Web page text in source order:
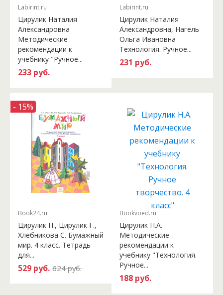
Labirint.ru
Цирулик Наталия
Александровна
Методические
рекомендации к
учебнику "Ручное...
233 руб.
Labirint.ru
Цирулик Наталия
Александровна, Нагель
Ольга Ивановна
Технология. Ручное...
231 руб.
- 15%
Book24.ru
Цирулик Н., Цирулик Г.,
Хлебникова С. Бумажный
мир. 4 класс. Тетрадь
для...
529 руб. 624 руб.
Bookvoed.ru
Цирулик Н.А.
Методические
рекомендации к
учебнику "Технология.
Ручное...
188 руб.